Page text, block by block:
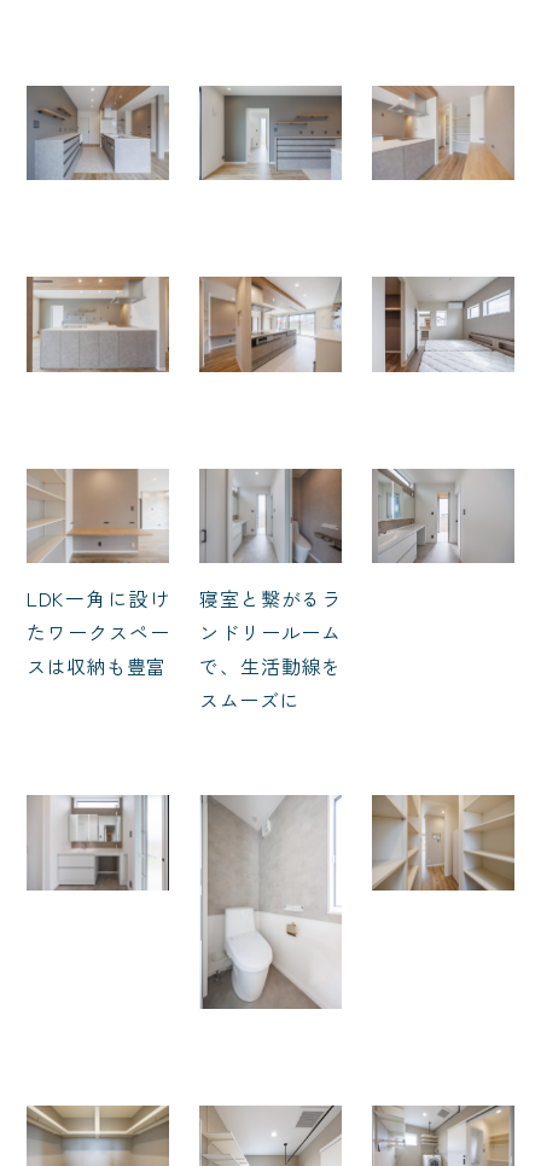
LDK一角に設け
たワークスペー
スは収納も豊富
寝室と繋がるラ
ンドリールーム
で、生活動線を
スムーズに